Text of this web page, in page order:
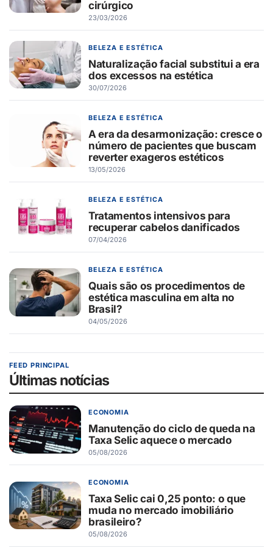
cirúrgico
23/03/2026
BELEZA E ESTÉTICA
Naturalização facial substitui a era
dos excessos na estética
30/07/2026
BELEZA E ESTÉTICA
A era da desarmonização: cresce o
número de pacientes que buscam
reverter exageros estéticos
13/05/2026
BELEZA E ESTÉTICA
Tratamentos intensivos para
recuperar cabelos danificados
07/04/2026
BELEZA E ESTÉTICA
Quais são os procedimentos de
estética masculina em alta no
Brasil?
04/05/2026
FEED PRINCIPAL
Últimas notícias
ECONOMIA
Manutenção do ciclo de queda na
Taxa Selic aquece o mercado
05/08/2026
ECONOMIA
Taxa Selic cai 0,25 ponto: o que
muda no mercado imobiliário
brasileiro?
05/08/2026